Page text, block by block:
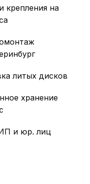
крепления на
литых дисков
хранение
и юр. лиц